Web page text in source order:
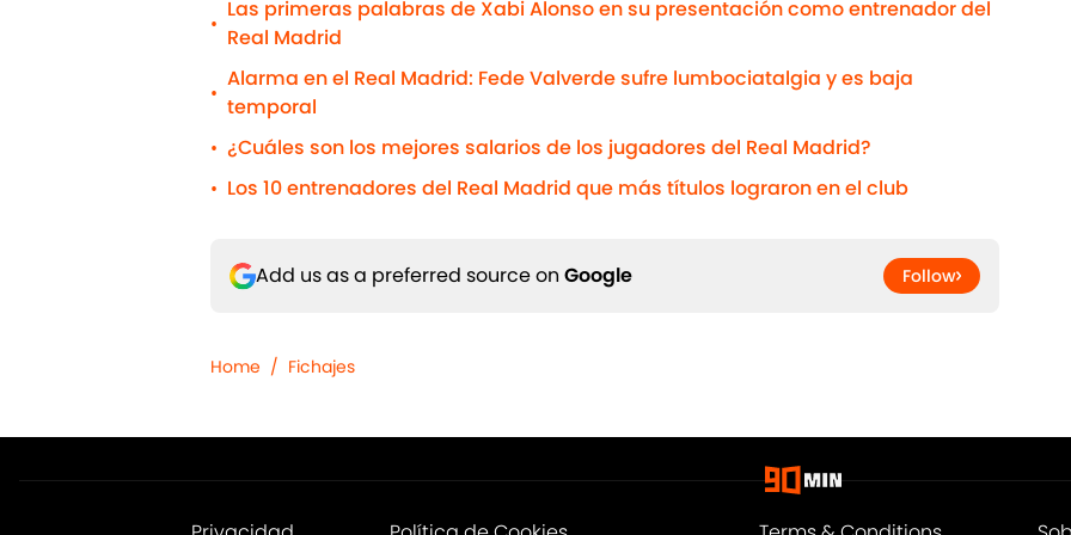
•
Las primeras palabras de Xabi Alonso en su presentación como entrenador del
Real Madrid
•
Alarma en el Real Madrid: Fede Valverde sufre lumbociatalgia y es baja
temporal
• ¿Cuáles son los mejores salarios de los jugadores del Real Madrid?
• Los 10 entrenadores del Real Madrid que más títulos lograron en el club
Add us as a preferred source on Google Follow
Home / Fichajes